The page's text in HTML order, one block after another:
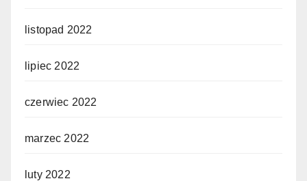
listopad 2022
lipiec 2022
czerwiec 2022
marzec 2022
luty 2022